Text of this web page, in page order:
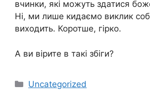
вчинки, які можуть здатися
Ні, ми лише кидаємо виклик
виходить. Коротше, гірко.
А ви вірите в такі збіги?
Категорії
Uncategorized